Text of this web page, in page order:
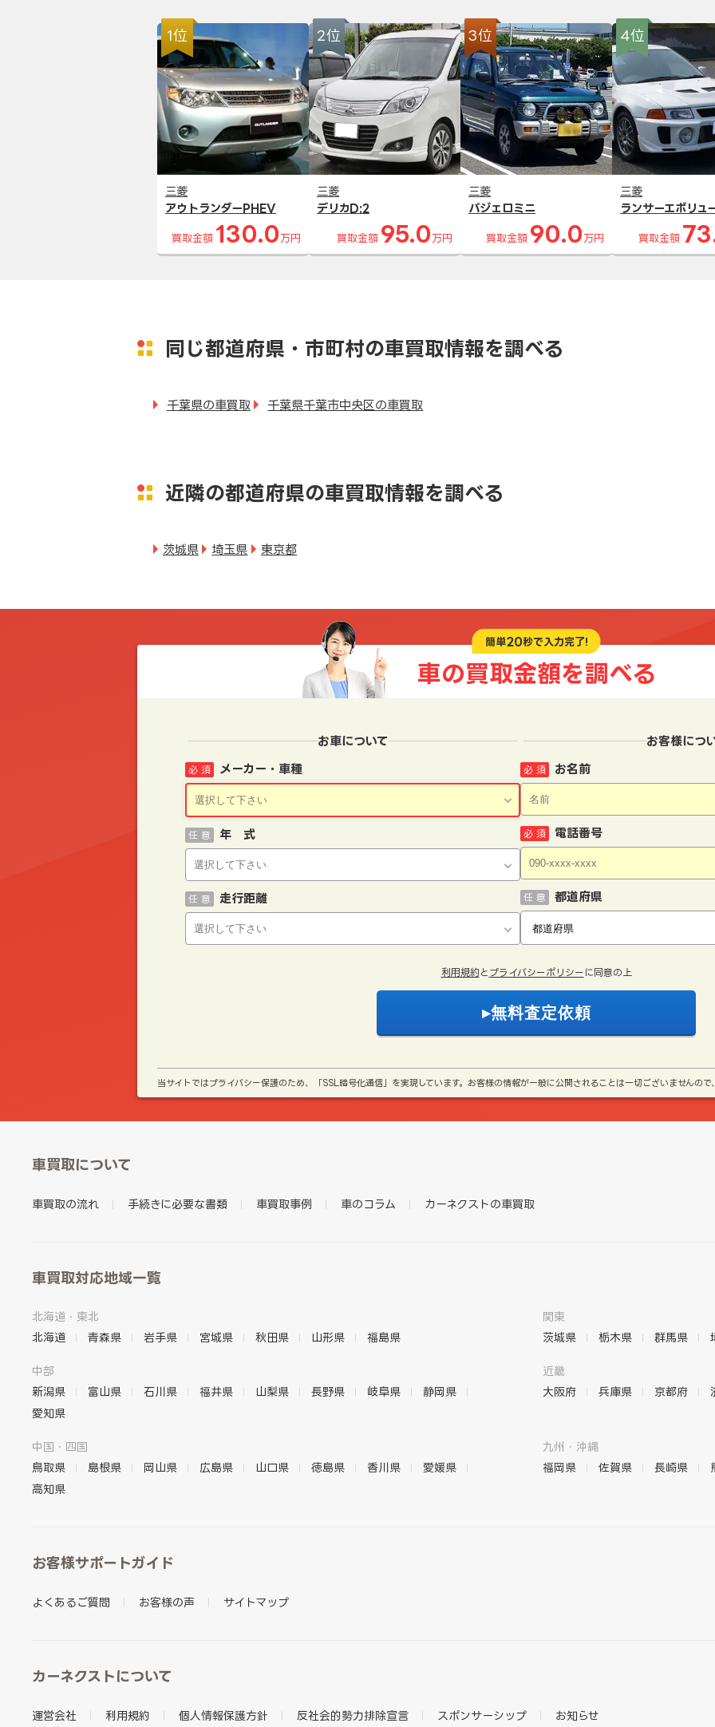
1位
三菱
アウトランダーPHEV
買取金額 130.0 万円
2位
三菱
デリカD:2
買取金額 95.0 万円
3位
三菱
パジェロミニ
買取金額 90.0 万円
4位
三菱
ランサーエボリュ
買取金額
同じ都道府県・市町村の車買取情報を調べる
千葉県の車買取 千葉県千葉市中央区の車買取
近隣の都道府県の車買取情報を調べる
茨城県 埼玉県 東京都
簡単20秒で入力完了!
車の買取金額を調べる
お車について
メーカー・車種
必 須
年 式
任 意
走行距離
任 意
お客様につ
お名前
必 須
電話番号
必 須
都道府県
任 意
利用規約 と プライバシーポリシー に同意の上
当サイトではプライバシー保護のため、「SSL暗号化通信」を実現しています。お客様の情報が一般に公開されることは一切ございませんの
車買取について
車買取の流れ 手続きに必要な書類 車買取事例 車のコラム カーネクストの車買取
車買取対応地域一覧
北海道・東北
北海道
青森県 岩手県 宮城県 秋田県 山形県 福島県
関東
茨城県
栃木県 群馬県
中部
新潟県
富山県 石川県 福井県 山梨県 長野県 岐阜県
静岡県
愛知県
近畿
大阪府
兵庫県 京都府
中国・四国
鳥取県
島根県 岡山県 広島県 山口県 徳島県 香川県
愛媛県
高知県
九州・沖縄
福岡県
佐賀県 長崎県
お客様サポートガイド
よくあるご質問 お客様の声 サイトマップ
カーネクストについて
運営会社 利用規約 個人情報保護方針 反社会的勢力排除宣言 スポンサーシップ お知らせ